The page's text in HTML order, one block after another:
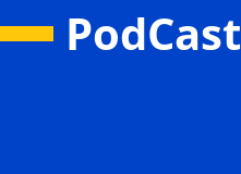
PodCast